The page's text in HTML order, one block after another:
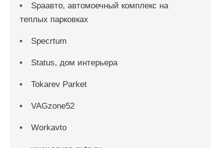
Spaавто, автомоечный комплекс на
теплых парковках
Specrtum
Status, дом интерьера
Tokarev Parket
VAGzone52
Workavto